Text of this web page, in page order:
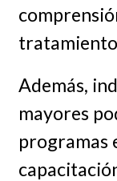
Además,
mayores
programas